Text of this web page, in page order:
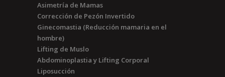
Asimetría de Mamas
Corrección de Pezón Invertido
Ginecomastia (Reducción mamaria en el
hombre)
Lifting de Muslo
Abdominoplastia y Lifting Corporal
Liposucción